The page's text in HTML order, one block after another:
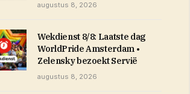
augustus 8, 2026
Wekdienst 8/8: Laatste dag
WorldPride Amsterdam •
Zelensky bezoekt Servië
augustus 8, 2026